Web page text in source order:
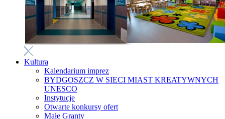
Kultura
Kalendarium imprez
BYDGOSZCZ W SIECI MIAST KREATYWNYCH
UNESCO
Instytucje
Otwarte konkursy ofert
Małe Granty